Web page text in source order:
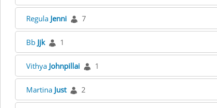
Regula Jenni 7
Bb Jjk 1
Vithya Johnpillai 1
Martina Just 2